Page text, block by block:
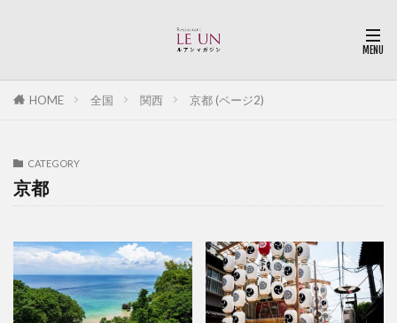
HOME 全国 関西 京都 (ページ2)
CATEGORY
京都